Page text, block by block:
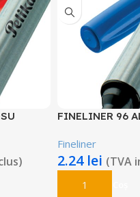
FINELINER 96
Fineliner
2.24 lei (TVA
Adaugă În Coș